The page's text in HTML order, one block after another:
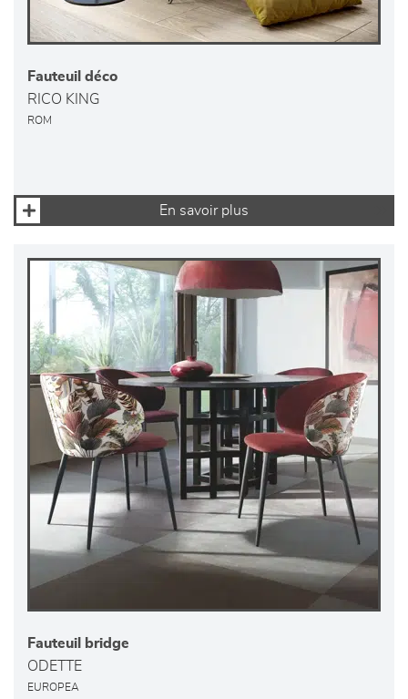
Fauteuil déco
RICO KING
ROM
En savoir plus
Fauteuil bridge
ODETTE
EUROPEA